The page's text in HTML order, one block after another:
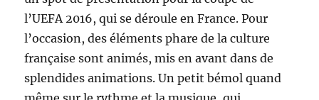
l’UEFA 2016, qui se déroule en France. Pour
l’occasion, des éléments phare de la culture
française sont animés, mis en avant dans de
splendides animations. Un petit bémol quand